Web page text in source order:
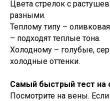
Цвета стрелок с
разными.
Теплому типу –
– подходят теплые тона.
Холодному – голубые,
холодные оттенки.
Самый быстрый тест на
Посмотрите на вены.